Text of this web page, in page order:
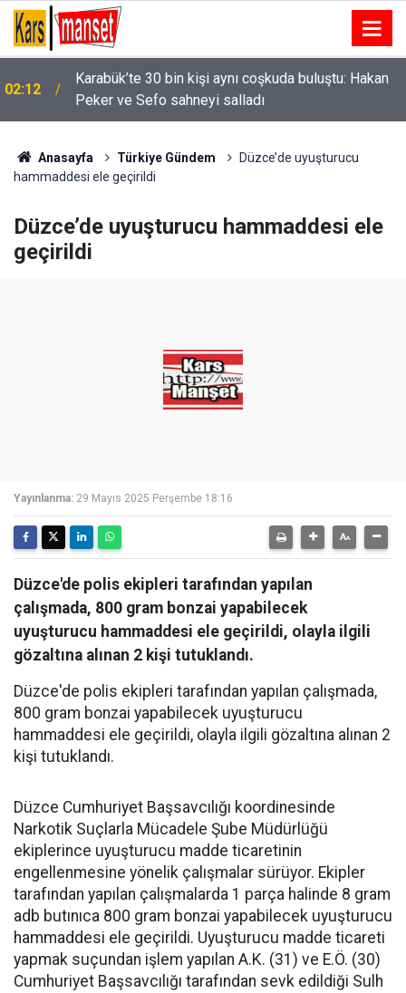
02:12
Karabük’te 30 bin kişi aynı coşkuda buluştu: Hakan
Peker ve Sefo sahneyi salladı
01:58
Niğde’de iki otomobil çarpıştı: 4 yaralı
Anasayfa Türkiye Gündem
Düzce’de uyuşturucu
hammaddesi ele geçirildi
Düzce’de uyuşturucu hammaddesi ele
geçirildi
Yayınlanma: 29 Mayıs 2025 Perşembe 18:16
Düzce'de polis ekipleri tarafından yapılan
çalışmada, 800 gram bonzai yapabilecek
uyuşturucu hammaddesi ele geçirildi, olayla ilgili
gözaltına alınan 2 kişi tutuklandı.
Düzce'de polis ekipleri tarafından yapılan çalışmada,
800 gram bonzai yapabilecek uyuşturucu
hammaddesi ele geçirildi, olayla ilgili gözaltına alınan 2
kişi tutuklandı.
Düzce Cumhuriyet Başsavcılığı koordinesinde
Narkotik Suçlarla Mücadele Şube Müdürlüğü
ekiplerince uyuşturucu madde ticaretinin
engellenmesine yönelik çalışmalar sürüyor. Ekipler
tarafından yapılan çalışmalarda 1 parça halinde 8 gram
adb butınıca 800 gram bonzai yapabilecek uyuşturucu
hammaddesi ele geçirildi. Uyuşturucu madde ticareti
yapmak suçundan işlem yapılan A.K. (31) ve E.Ö. (30)
Cumhuriyet Başsavcılığı tarafından sevk edildiği Sulh